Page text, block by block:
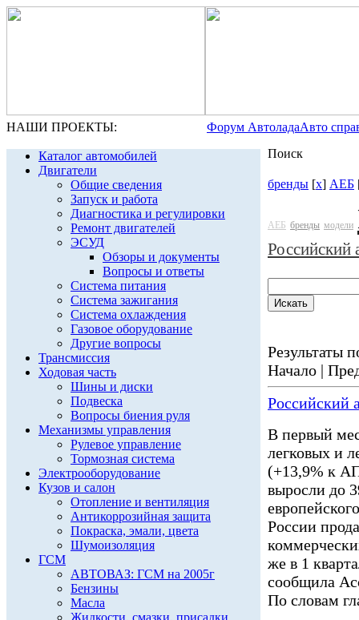
НАШИ ПРОЕКТЫ: Форум АвтоладаАвто
Каталог автомобилей
Двигатели
Общие сведения
Запуск и работа
Диагностика и регулировки
Ремонт двигателей
ЭСУД
Обзоры и документы
Вопросы и ответы
Система питания
Система зажигания
Система охлаждения
Газовое оборудование
Другие вопросы
Трансмиссия
Ходовая часть
Шины и диски
Подвеска
Вопросы биения руля
Механизмы управления
Рулевое управление
Тормозная система
Электрооборудование
Кузов и салон
Отопление и вентиляция
Антикоррозийная защита
Покраска, эмали, цвета
Шумоизоляция
ГСМ
АВТОВАЗ: ГСМ на 2005г
Бензины
Масла
Жидкости, смазки, присадки
Поиск
бренды [x] АЕБ
АЕБ бренды модели
Российский
Результаты
Начало |
Российский
В первый
легковых и
(+13,9% к
выросли до
России
же в 1
сообщила
По словам